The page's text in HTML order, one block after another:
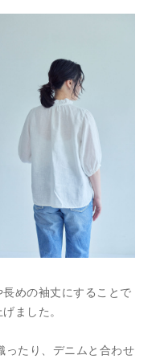
めの袖丈にすることで
ました。
ったり、デニムと合わせ